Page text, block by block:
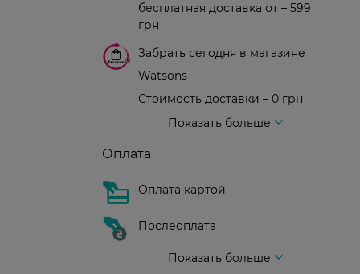
бесплатная доставка от – 599
грн
Забрать сегодня в магазине
Watsons
Стоимость доставки – 0 грн
Показать больше
Оплата
Оплата картой
Послеоплата
Показать больше